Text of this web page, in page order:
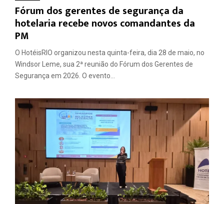
Fórum dos gerentes de segurança da
hotelaria recebe novos comandantes da
PM
O HotéisRIO organizou nesta quinta-feira, dia 28 de maio, no
Windsor Leme, sua 2ª reunião do Fórum dos Gerentes de
Segurança em 2026. O evento...